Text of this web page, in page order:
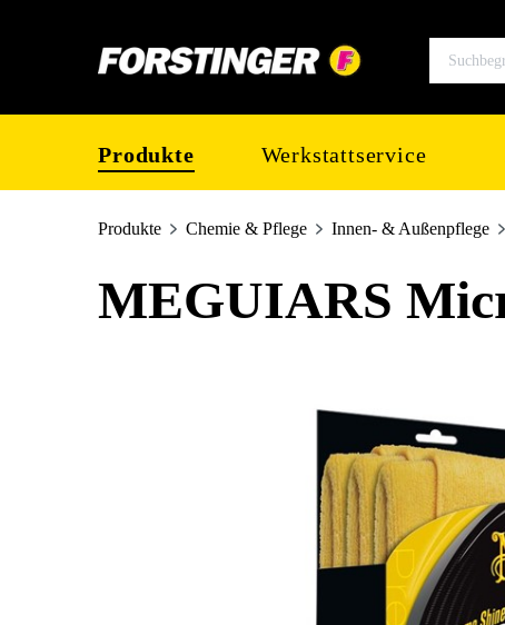
Produkte Werkstattservice
Produkte Chemie & Pflege Innen- & Außenpflege
MEGUIARS